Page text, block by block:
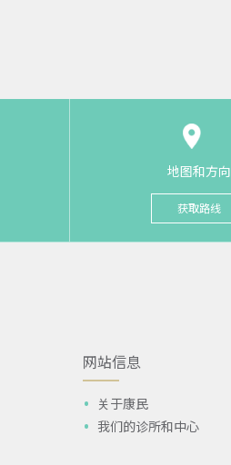
地图和方向
获取路线
网站信息
关于康民
我们的诊所和中心